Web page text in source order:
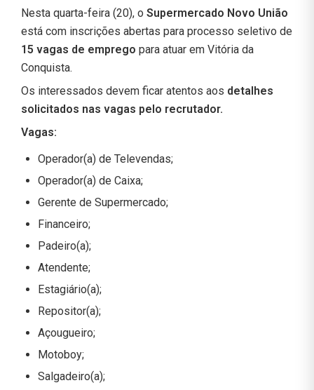
Nesta quarta-feira (20), o Supermercado Novo União
está com inscrições abertas para processo seletivo de
15 vagas de emprego para atuar em Vitória da
Conquista.
Os interessados devem ficar atentos aos detalhes
solicitados nas vagas pelo recrutador.
Vagas:
Operador(a) de Televendas;
Operador(a) de Caixa;
Gerente de Supermercado;
Financeiro;
Padeiro(a);
Atendente;
Estagiário(a);
Repositor(a);
Açougueiro;
Motoboy;
Salgadeiro(a);